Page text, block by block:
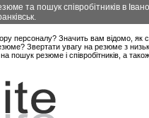
та пошук співробітників в
персоналу? Значить вам відомо, як
Звертати увагу на резюме з
пошук резюме і співробітників, а